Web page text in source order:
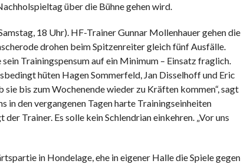
über die Bühne gehen wird.
18 Uhr). HF-Trainer Gunnar Mollenhauer gehen die
drohen beim Spitzenreiter gleich fünf Ausfälle.
Trainingspensum auf ein Minimum – Einsatz fraglich.
hüten Hagen Sommerfeld, Jan Disselhoff und Eric
sie bis zum Wochenende wieder zu Kräften kommen“, sagt
in den vergangenen Tagen harte Trainingseinheiten
Trainer. Es solle kein Schlendrian einkehren. „Vor uns
in Hondelage, ehe in eigener Halle die Spiele gegen